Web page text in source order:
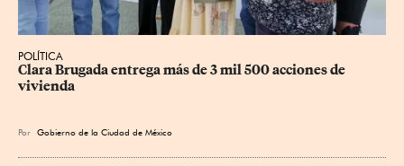
POLÍTICA
Clara Brugada entrega más de 3 mil 500 acciones de
vivienda
Por Gobierno de la Ciudad de México